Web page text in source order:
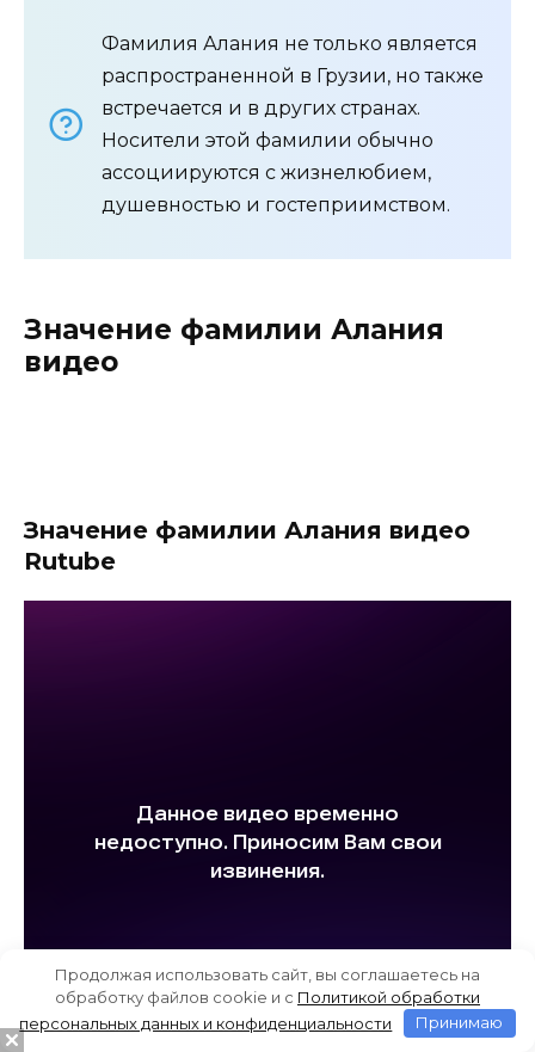
Фамилия Алания не только является
распространенной в Грузии, но также
встречается и в других странах.
Носители этой фамилии обычно
ассоциируются с жизнелюбием,
душевностью и гостеприимством.
Значение фамилии Алания
видео
Значение фамилии Алания видео
Rutube
Продолжая использовать сайт, вы соглашаетесь на
обработку файлов cookie и c Политикой обработки
персональных данных и конфиденциальности
Принимаю